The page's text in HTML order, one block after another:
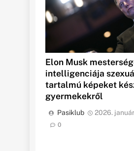
Elon Musk
intelligenciája
tartalmú képeket
gyermekekről
Pasiklub 2026.
0